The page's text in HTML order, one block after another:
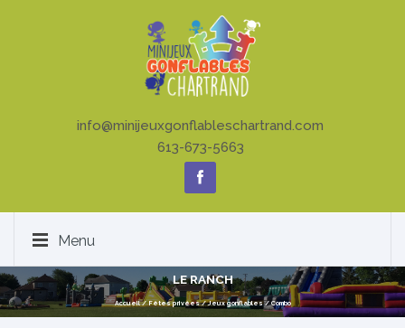
info@minijeuxgonflableschartrand.com
613-673-5663
Menu
LE RANCH
Accueil/Fêtes privées/Jeux gonflables/Combo